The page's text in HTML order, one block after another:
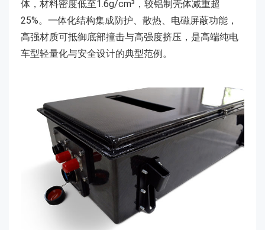
体，材料密度低至1.6g/cm³，较铝制壳体减重超
25%。一体化结构集成防护、散热、电磁屏蔽功能，
高强材质可抵御底部撞击与高强度挤压，是高端纯电
车型轻量化与安全设计的典型范例。